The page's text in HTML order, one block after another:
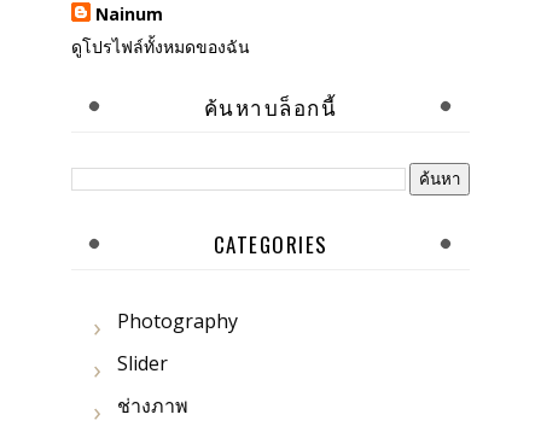
Nainum
ดูโปรไฟล์ทั้งหมดของฉัน
ค้นหาบล็อกนี้
CATEGORIES
Photography
Slider
ช่างภาพ